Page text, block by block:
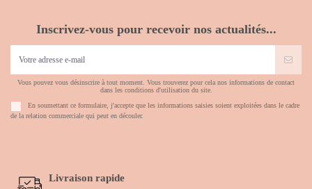
Inscrivez-vous pour recevoir nos actualités...
Vous pouvez vous désinscrire à tout moment. Vous trouverez pour cela nos informations de contact
dans les conditions d'utilisation du site.
En soumettant ce formulaire, j'accepte que les informations saisies soient exploitées dans le cadre
de la relation commerciale qui peut en découler.
Livraison rapide